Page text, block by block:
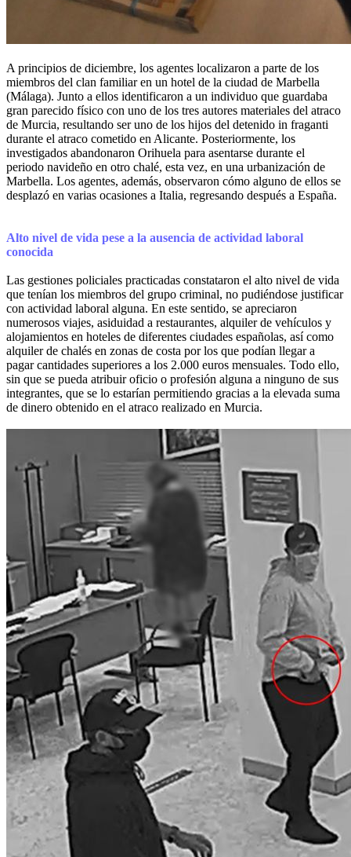
A principios de diciembre, los agentes localizaron a parte de los
miembros del clan familiar en un hotel de la ciudad de Marbella
(Málaga). Junto a ellos identificaron a un individuo que guardaba
gran parecido físico con uno de los tres autores materiales del atraco
de Murcia, resultando ser uno de los hijos del detenido in fraganti
durante el atraco cometido en Alicante. Posteriormente, los
investigados abandonaron Orihuela para asentarse durante el
periodo navideño en otro chalé, esta vez, en una urbanización de
Marbella. Los agentes, además, observaron cómo alguno de ellos se
desplazó en varias ocasiones a Italia, regresando después a España.
Alto nivel de vida pese a la ausencia de actividad laboral
conocida
Las gestiones policiales practicadas constataron el alto nivel de vida
que tenían los miembros del grupo criminal, no pudiéndose justificar
con actividad laboral alguna. En este sentido, se apreciaron
numerosos viajes, asiduidad a restaurantes, alquiler de vehículos y
alojamientos en hoteles de diferentes ciudades españolas, así como
alquiler de chalés en zonas de costa por los que podían llegar a
pagar cantidades superiores a los 2.000 euros mensuales. Todo ello,
sin que se pueda atribuir oficio o profesión alguna a ninguno de sus
integrantes, que se lo estarían permitiendo gracias a la elevada suma
de dinero obtenido en el atraco realizado en Murcia.